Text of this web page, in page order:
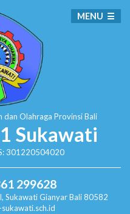
dan Olahraga Provinsi Bali
Sukawati
301220504020
299628
SukawatiGianyar Bali 80582
MENU